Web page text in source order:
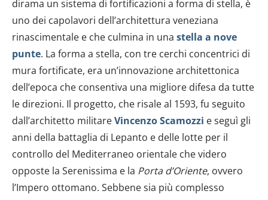
dirama un sistema di fortificazioni a forma di stella, è
uno dei capolavori dell’architettura veneziana
rinascimentale e che culmina in una stella a nove
punte. La forma a stella, con tre cerchi concentrici di
mura fortificate, era un’innovazione architettonica
dell’epoca che consentiva una migliore difesa da tutte
le direzioni. Il progetto, che risale al 1593, fu seguito
dall’architetto militareVincenzo Scamozzi e seguì gli
anni della battaglia di Lepanto e delle lotte per il
controllo del Mediterraneo orientale che videro
opposte la Serenissima e la Porta d’Oriente, ovvero
l’Impero ottomano. Sebbene sia più complesso